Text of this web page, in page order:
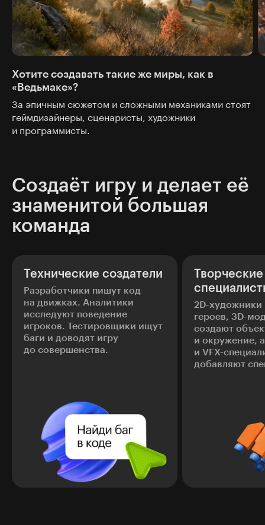
Хотите создавать такие же миры, как в
«Ведьмаке»?
За эпичным сюжетом и сложными механиками стоят
геймдизайнеры, сценаристы, художники
и программисты.
Создаёт игру и делает её
знаменитой большая
команда
Технические создатели
Разработчики пишут код
на движках. Аналитики
исследуют поведение
игроков. Тестировщики ищут
баги и доводят игру
до совершенства.
Творческие
2D-художники
героев, 3D-
создают
и окружение,
и VFX-
добавляют